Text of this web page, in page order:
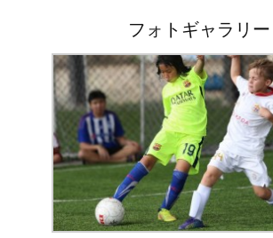
フォトギャラリー